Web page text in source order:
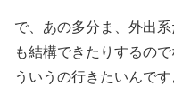
で、あの多分ま、外出
も結構できたりするの
ういうの行きたいんです